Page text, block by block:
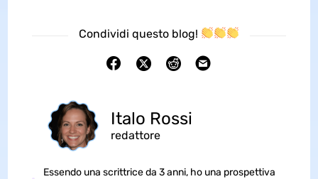
Condividi questo blog!
Italo Rossi
redattore
Essendo una scrittrice da 3 anni, ho una prospettiva